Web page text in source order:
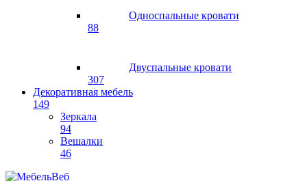
Односпальные кровати
88
Двуспальные кровати
307
Декоративная мебель
149
Зеркала
94
Вешалки
46